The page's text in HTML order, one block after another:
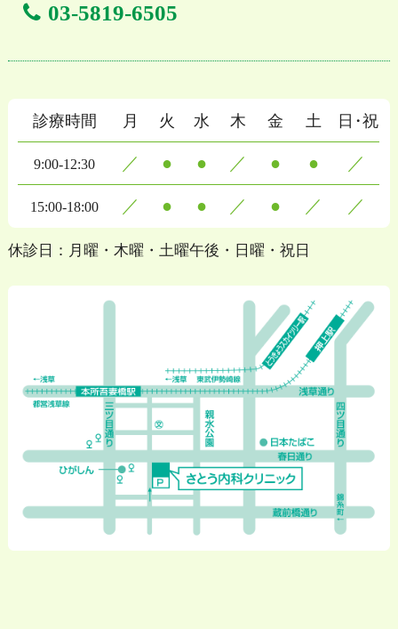
03-5819-6505
診療時間 月 火 水 木 金 土 日・祝
9:00-12:30 ／ ● ● ／ ● ● ／
15:00-18:00 ／ ● ● ／ ● ／ ／
休診日：月曜・木曜・土曜午後・日曜・祝日